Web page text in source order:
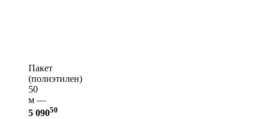
Пакет
(полиэтилен)
50
м —
5 09050